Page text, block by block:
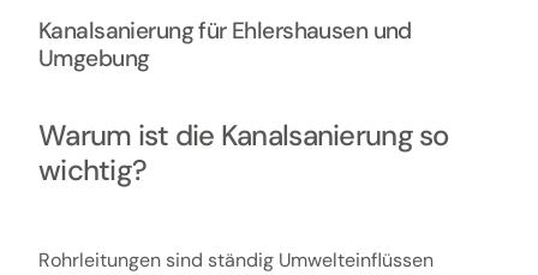
Kanalsanierung für Ehlershausen und
Umgebung
Warum ist die Kanalsanierung so
wichtig?
Rohrleitungen sind ständig Umwelteinflüssen